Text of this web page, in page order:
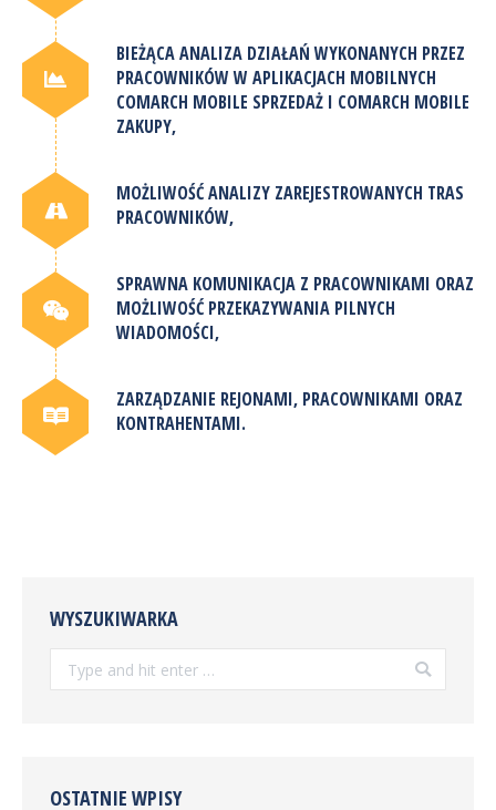
BIEŻĄCA ANALIZA DZIAŁAŃ WYKONANYCH PRZEZ
PRACOWNIKÓW W APLIKACJACH MOBILNYCH
COMARCH MOBILE SPRZEDAŻ I COMARCH MOBILE
ZAKUPY,
MOŻLIWOŚĆ ANALIZY ZAREJESTROWANYCH TRAS
PRACOWNIKÓW,
SPRAWNA KOMUNIKACJA Z PRACOWNIKAMI ORAZ
MOŻLIWOŚĆ PRZEKAZYWANIA PILNYCH
WIADOMOŚCI,
ZARZĄDZANIE REJONAMI, PRACOWNIKAMI ORAZ
KONTRAHENTAMI.
WYSZUKIWARKA
Search:
OSTATNIE WPISY